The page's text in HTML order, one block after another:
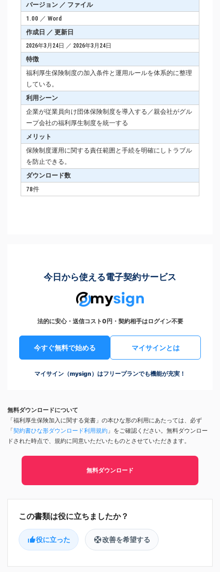
バージョン ／ ファイル
1.00 ／ Word
作成日 ／ 更新日
2026年3月24日 ／ 2026年3月24日
特徴
福利厚生保険制度の加入条件と運用ルールを体系的に整理
している。
利用シーン
企業が従業員向け団体保険制度を導入する／親会社がグル
ープ会社の福利厚生制度を統一する
メリット
保険制度運用に関する責任範囲と手続を明確にしトラブル
を防止できる。
ダウンロード数
78件
今日から使える電子契約サービス
法的に安心・送信コスト0円・契約相手はログイン不要
今すぐ無料で始める マイサインとは
マイサイン（mysign）はフリープランでも機能が充実！
無料ダウンロードについて
「福利厚生保険加入に関する覚書」の本ひな形の利用にあたっては、必ず
「契約書ひな形ダウンロード利用規約 」をご確認ください。無料ダウンロー
ドされた時点で、規約に同意いただいたものとさせていただきます。
無料ダウンロード
役に立った 改善を希望する